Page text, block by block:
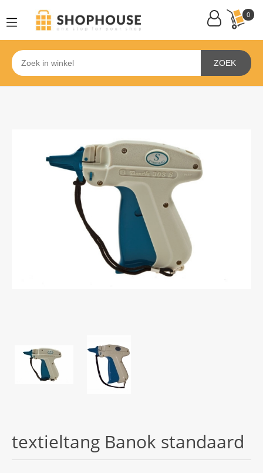
0
ZOEK
textieltang Banok standaard